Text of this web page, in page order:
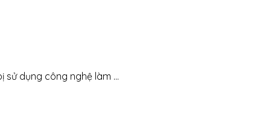
sử dụng công nghệ làm ...